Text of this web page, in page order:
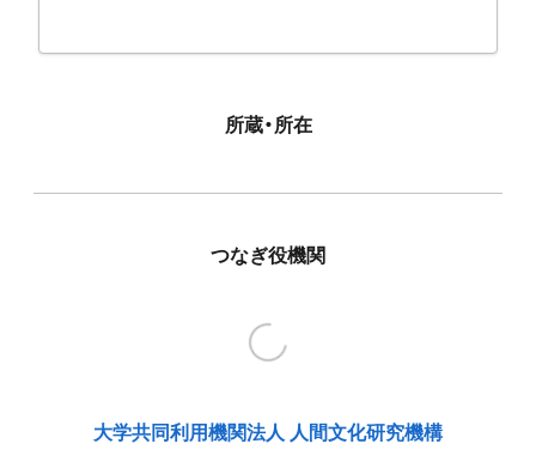
所蔵・所在
つなぎ役機関
大学共同利用機関法人 人間文化研究機構